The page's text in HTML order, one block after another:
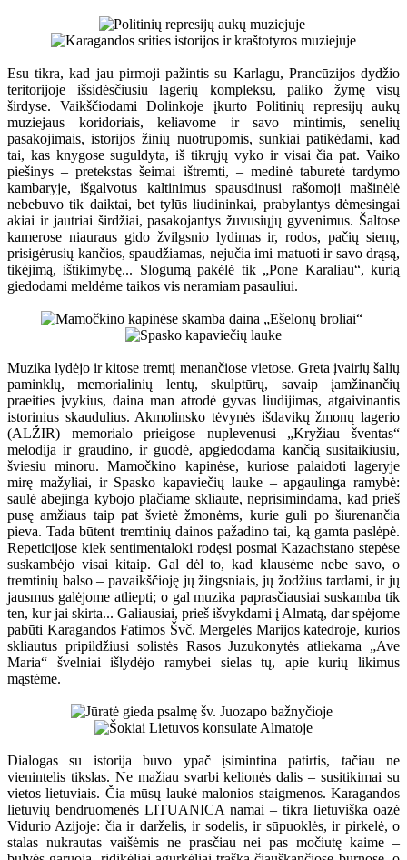
Esu tikra, kad jau pirmoji pažintis su Karlagu, Prancūzijos dydžio
teritorijoje išsidėsčiusiu lagerių kompleksu, paliko žymę visų
širdyse. Vaikščiodami Dolinkoje įkurto Politinių represijų aukų
muziejaus koridoriais, keliavome ir savo mintimis, senelių
pasakojimais, istorijos žinių nuotrupomis, sunkiai patikėdami, kad
tai, kas knygose suguldyta, iš tikrųjų vyko ir visai čia pat. Vaiko
piešinys – pretekstas šeimai ištremti, – medinė taburetė tardymo
kambaryje, išgalvotus kaltinimus spausdinusi rašomoji mašinėlė
nebebuvo tik daiktai, bet tylūs liudininkai, prabylantys dėmesingai
akiai ir jautriai širdžiai, pasakojantys žuvusiųjų gyvenimus. Šaltose
kamerose niauraus gido žvilgsnio lydimas ir, rodos, pačių sienų,
prisigėrusių kančios, spaudžiamas, nejučia imi matuoti ir savo drąsą,
tikėjimą, ištikimybę... Slogumą pakėlė tik „Pone Karaliau“, kurią
giedodami meldėme taikos vis neramiam pasauliui.
Muzika lydėjo ir kitose tremtį menančiose vietose. Greta įvairių šalių
paminklų, memorialinių lentų, skulptūrų, savaip įamžinančių
praeities įvykius, daina man atrodė gyvas liudijimas, atgaivinantis
istorinius skaudulius. Akmolinsko tėvynės išdavikų žmonų lagerio
(ALŽIR) memorialo prieigose nuplevenusi „Kryžiau šventas“
melodija ir graudino, ir guodė, apgiedodama kančią susitaikiusiu,
šviesiu minoru. Mamočkino kapinėse, kuriose palaidoti lageryje
mirę mažyliai, ir Spasko kapaviečių lauke – apgaulinga ramybė:
saulė abejinga kybojo plačiame skliaute, neprisimindama, kad prieš
pusę amžiaus taip pat švietė žmonėms, kurie guli po šiurenančia
pieva. Tada būtent tremtinių dainos pažadino tai, ką gamta paslėpė.
Repeticijose kiek sentimentaloki rodęsi posmai Kazachstano stepėse
suskambėjo visai kitaip. Gal dėl to, kad klausėme nebe savo, o
tremtinių balso – pavaikščioję jų žingsniais, jų žodžius tardami, ir jų
jausmus galėjome atliepti; o gal muzika paprasčiausiai suskamba tik
ten, kur jai skirta... Galiausiai, prieš išvykdami į Almatą, dar spėjome
pabūti Karagandos Fatimos Švč. Mergelės Marijos katedroje, kurios
skliautus pripildžiusi solistės Rasos Juzukonytės atliekama „Ave
Maria“ švelniai išlydėjo ramybei sielas tų, apie kurių likimus
mąstėme.
Dialogas su istorija buvo ypač įsimintina patirtis, tačiau ne
vienintelis tikslas. Ne mažiau svarbi kelionės dalis – susitikimai su
vietos lietuviais. Čia mūsų laukė malonios staigmenos. Karagandos
lietuvių bendruomenės LITUANICA namai – tikra lietuviška oazė
Vidurio Azijoje: čia ir darželis, ir sodelis, ir sūpuoklės, ir pirkelė, o
stalas nukrautas vaišėmis ne prasčiau nei pas močiutę kaime –